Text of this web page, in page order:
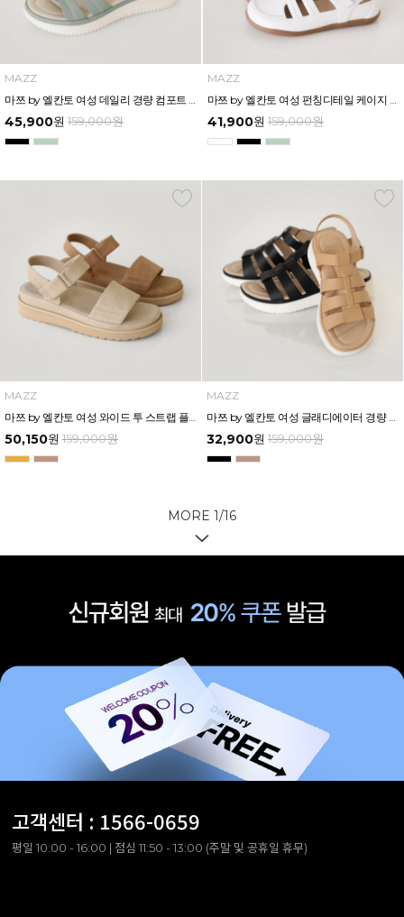
MAZZ
마쯔 by 엘칸토 여성 데일리 경량 컴포트 샌들 3.5cm LCWW10M626
45,900원 159,000원
MAZZ
마쯔 by 엘칸토 여성 펀칭디테일 케이지 오픈 슈즈 2.5cm LCWC93M613
41,900원 159,000원
MAZZ
마쯔 by 엘칸토 여성 와이드 투 스트랩 플랫폼 샌들 4cm LCWW32M626
50,150원 159,000원
MAZZ
마쯔 by 엘칸토 여성 글래디에이터 경량 컴포트 샌들 3.5cm LCWW16M626
32,900원 159,000원
MORE 1/16
고객센터 : 1566-0659
평일 10:00 - 16:00 | 점심 11:50 - 13:00 (주말 및 공휴일 휴무)